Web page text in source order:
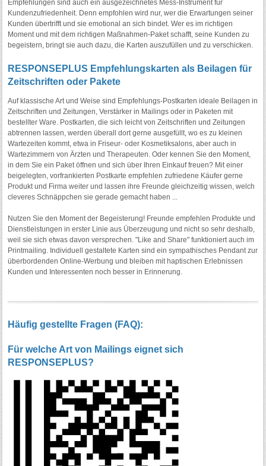
Empfehlungen sind auch ein ausgezeichnetes Mess-Instrument für
Kundenzufriedenheit. Denn empfohlen wird nur, wer die Erwartungen seiner
Kunden übertrifft und sie emotional an sich bindet. Wer es im richtigen
Moment und mit dem richtigen Maßnahmen-Paket schafft, seine Kunden zu
begeistern, bringt sie auch dazu, die Karten auszufüllen und zu verschicken.
RESPONSEPLUS Empfehlungskarten als Beilagen für
Zeitschriften oder Pakete
Auf klassische Art und Weise sind Empfehlungs-Postkarten ideale Beilagen in
Zeitschriften und Zeitungen, Verstärker in Mailings oder in Paketen mit
bestellter Ware. Postkarten, die sich leicht von Zeitschriften und Zeitungen
abtrennen lassen, werden überall dort gerne ausgefüllt, wo es zu kleinen
Wartezeiten kommt, etwa in Friseur- oder Kosmetiksalons, aber auch in
Wartezimmern von Ärzten und Therapeuten. Oder kennen Sie den Moment,
in dem Sie ein Paket öffnen und sich über Ihren Einkauf freuen? Mit einer
beigelegten, vorfrankierten Postkarte empfehlen zufriedene Käufer gerne
Produkt und Firma weiter und lassen ihre Freunde gleichzeitig wissen, welch
cleveres Schnäppchen sie gerade gemacht haben ...
Nutzen Sie den Moment der Begeisterung! Freunde empfehlen Produkte und
Dienstleistungen in erster Linie aus Überzeugung und nicht so sehr deshalb,
weil sie sich etwas davon versprechen. "Like and Share" funktioniert auch im
Printmailing. Individuell gestaltete Karten sind ein sympathisches Pendant zur
überbordenden Online-Werbung und bleiben mit haptischen Erlebnissen
Kunden und Interessenten noch besser in Erinnerung.
Häufig gestellte Fragen (FAQ):
Für welche Art von Mailings eignet sich
RESPONSEPLUS?